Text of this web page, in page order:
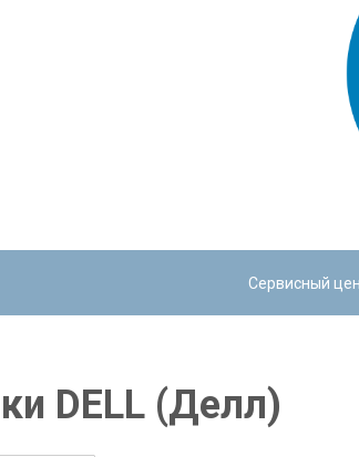
Сервисный
DELL (Делл)